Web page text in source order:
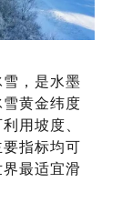
，是水墨
黄金纬度
用坡度、
指标均可
最适宜滑